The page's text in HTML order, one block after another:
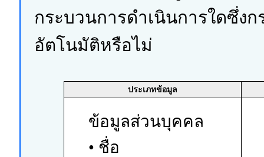
กระบวนการดำเนินการใดซึ่ง
อัตโนมัติหรือไม่
ประเภทข้อมูล
ข้อมูลส่วนบุคคล
• ชื่อ